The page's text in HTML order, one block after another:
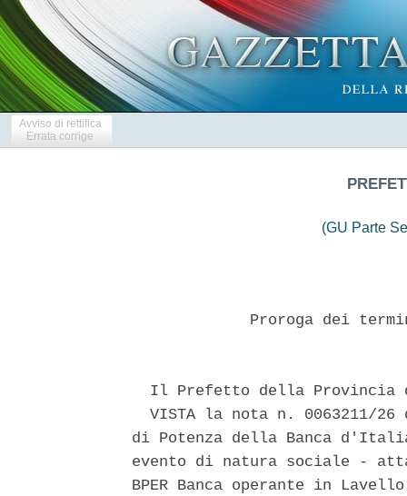
Avviso di rettifica
Errata corrige
(GU Parte
Proroga dei
Il Prefetto della Provincia
VISTA la nota n. 0063211/26
di Potenza della Banca
evento di natura sociale -
BPER Banca operante in